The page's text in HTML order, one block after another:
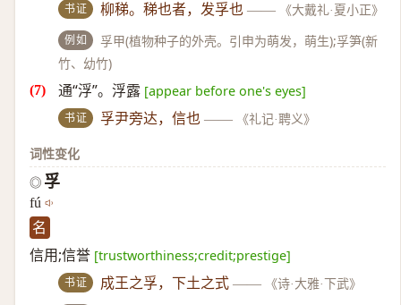
书证 柳稊。稊也者，发孚也 —— 《大戴礼·夏小正》
例如
孚甲(植物种子的外壳。引申为萌发，萌生);孚笋(新
竹、幼竹)
通“浮”。浮露 [appear before one's eyes]
书证 孚尹旁达，信也 —— 《礼记·聘义》
词性变化
◎ 孚
fú
名
信用;信誉 [trustworthiness;credit;prestige]
书证 成王之孚，下土之式 —— 《诗·大雅·下武》